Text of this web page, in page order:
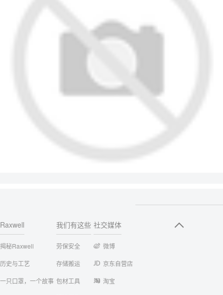
Raxwell
揭秘Raxwell
历史与工艺
一只口罩，一个故事
我们有这些
劳保安全
存储搬运
包材工具
社交媒体
微博
京东自营店
淘宝